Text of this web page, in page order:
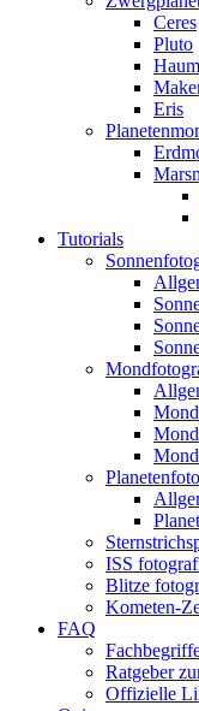
Ceres
Pluto
Eris
Tutorials
ISS
Blitze
Kometen-
FAQ
Ratgeber
Offizielle